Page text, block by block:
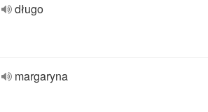
długo
margaryna